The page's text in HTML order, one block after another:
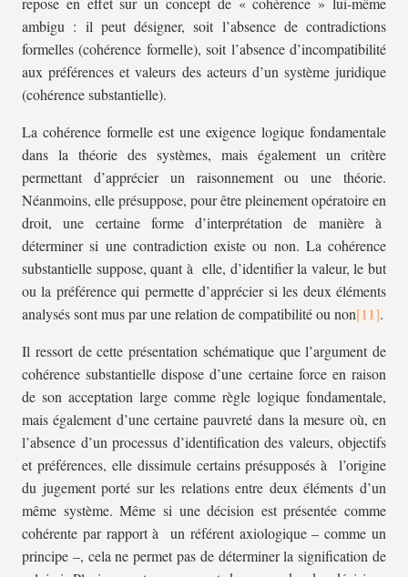
ambigu : il peut désigner, soit l’absence de contradictions
formelles (cohérence formelle), soit l’absence d’incompatibilité
aux préférences et valeurs des acteurs d’un système juridique
(cohérence substantielle).
La cohérence formelle est une exigence logique fondamentale
dans la théorie des systèmes, mais également un critère
permettant d’apprécier un raisonnement ou une théorie.
Néanmoins, elle présuppose, pour être pleinement opératoire en
droit, une certaine forme d’interprétation de manière à
déterminer si une contradiction existe ou non. La cohérence
substantielle suppose, quant à elle, d’identifier la valeur, le but
ou la préférence qui permette d’apprécier si les deux éléments
analysés sont mus par une relation de compatibilité ou non
.
Il ressort de cette présentation schématique que l’argument de
cohérence substantielle dispose d’une certaine force en raison
de son acceptation large comme règle logique fondamentale,
mais également d’une certaine pauvreté dans la mesure où, en
l’absence d’un processus d’identification des valeurs, objectifs
et préférences, elle dissimule certains présupposés à l’origine
du jugement porté sur les relations entre deux éléments d’un
même système. Même si une décision est présentée comme
cohérente par rapport à un référent axiologique – comme un
principe –, cela ne permet pas de déterminer la signification de